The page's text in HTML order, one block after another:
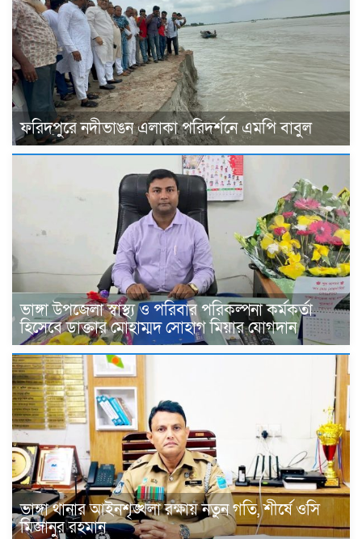
ফরিদপুরে নদীভাঙন এলাকা পরিদর্শনে এমপি বাবুল
ভাঙ্গা উপজেলা স্বাস্থ্য ও পরিবার পরিকল্পনা কর্মকর্তা
হিসেবে ডাক্তার মোহাম্মদ সোহাগ মিয়ার যোগদান
ভাঙ্গা থানার আইনশৃঙ্খলা রক্ষায় নতুন গতি, শীর্ষে ওসি
মিজানুর রহমান